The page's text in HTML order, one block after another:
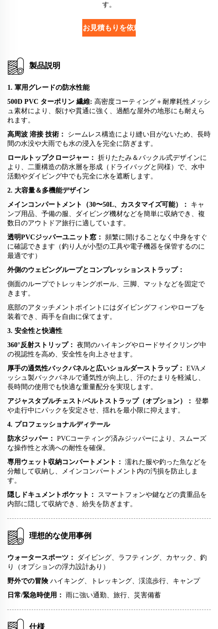
す。
お見積もりを依頼する
製品説明
1. 軍用グレードの防水性能
500D PVC ターポリン 繊維: 高密度コーティング＋耐摩耗性メッシ
ュ素材により、裂けや貫通に強く、過酷な屋外の地形にも耐えら
れます。
高周波 溶接 技術： シームレス構造により縫い目がないため、長時
間の水没や大雨でも水の浸入を完全に防ぎます。
ロールトップクロージャー： 折りたたみ＆バックル式デザインに
より、二重構造の防水層を形成（ドライバッグと同様）で、水中
活動やダイビング中でも完全に水を遮断します。
2. 大容量＆多機能デザイン
メインコンパートメント（30〜50L、カスタマイズ可能）： キャ
ンプ用品、予備の服、ダイビング機材などを簡単に収納でき、複
数日のアウトドア旅行に適しています。
透明PVCジッパーユニット窓： 頻繁に開けることなく中身をすぐ
に確認できます（釣り人が小型の工具や電子機器を保管するのに
最適です）
外側のウェビングループとコンプレッションストラップ：
側面のループでトレッキングポール、三脚、マットなどを固定で
きます。
底部のアタッチメントポイントにはダイビングフィンやロープを
装着でき、両手を自由に保てます。
3. 安全性と快適性
360° 反射ストリップ： 夜間のハイキングやロードサイクリング中
の視認性を高め、安全性を向上させます。
厚手の通気性バックパネルと広いショルダーストラップ： EVAメ
ッシュ製バックパネルで通気性が向上し、汗のたまりを軽減し、
長時間の使用でも快適な重量配分を実現します。
アジャスタブルチェスト/ベルトストラップ（オプション）： 登攀
や走行中にパックを安定させ、揺れを最小限に抑えます。
4. プロフェッショナルディテール
防水ジッパー： PVCコーティング済みジッパーにより、スムーズ
な操作性と水滴への耐性を確保。
専用ウェット収納コンパートメント： 濡れた服や釣った魚などを
分離して収納し、メインコンパートメント内の汚損を防止しま
す。
隠しドキュメントポケット：
スマートフォンや鍵などの貴重品を
内部に隠して収納でき、紛失を防ぎます。
理想的な使用事例
ウォータースポーツ：
ダイビング、ラフティング、カヤック、釣
り（オプションの浮力設計あり）
野外での冒険 ハイキング、トレッキング、渓流歩行、キャンプ
日常/緊急時使用： 雨に強い通勤、旅行、災害備蓄
仕様